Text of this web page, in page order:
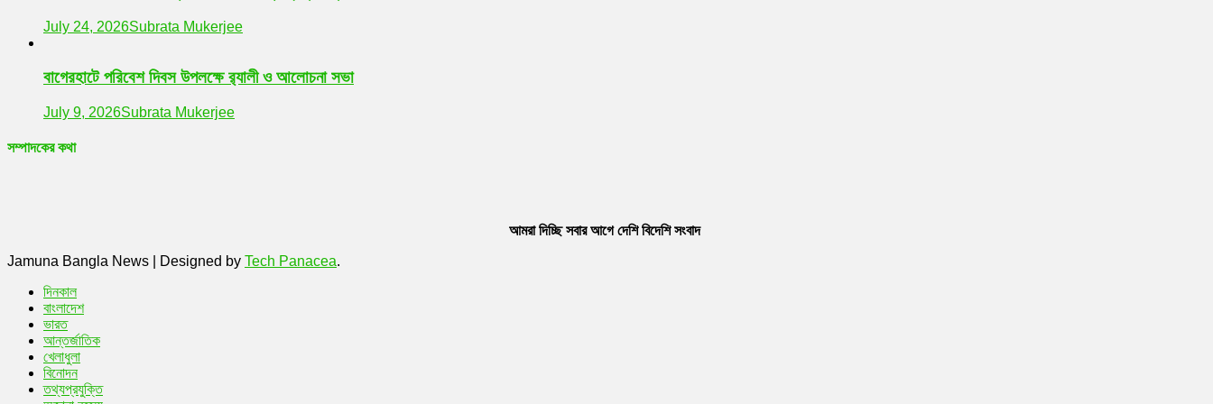
July 24, 2026Subrata Mukerjee
বাগেরহাটে পরিবেশ দিবস উপলক্ষে র‌্যালী ও আলোচনা সভা
July 9, 2026Subrata Mukerjee
সম্পাদকের কথা
আমরা দিচ্ছি সবার আগে দেশি বিদেশি সংবাদ
Jamuna Bangla News
Designed by Tech Panacea.
দিনকাল
বাংলাদেশ
ভারত
আন্তর্জাতিক
খেলাধুলা
বিনোদন
তথ্যপ্রযুক্তি